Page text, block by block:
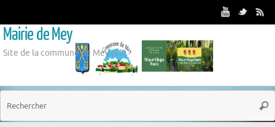
Mairie de Mey
Site de la commune de Mey (57)